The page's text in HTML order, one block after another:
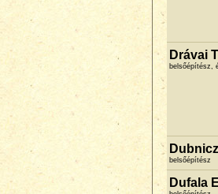
Drávai
belsőépítész,
belsőépítész
Dufala